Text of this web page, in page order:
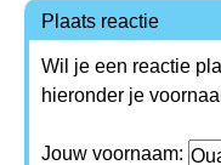
Plaats reactie
Wil je een reactie
hieronder je
Jouw voornaam: